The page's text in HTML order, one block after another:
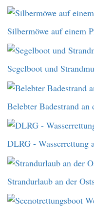
Silbermöwe auf einem
Segelboot und
Belebter Badestrand an
DLRG - Wasserrettung
Strandurlaub an der